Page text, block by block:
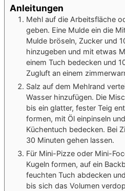
Anleitungen
Mehl auf die Arbeitsfläche
geben. Eine Mulde ein die
Mulde bröseln, Zucker und
hinzugeben und mit etwas
einem Tuch bedecken und
Zugluft an einem
Salz auf dem Mehlrand
Wasser hinzufügen. Die
bis ein glatter, fester Teig
formen, mit Öl einpinseln
Küchentuch bedecken. Bei
30 Minuten gehen lassen.
Für Mini-Pizze oder Mini-
Kugeln formen, auf ein
feuchten Tuch abdecken
bis sich das Volumen